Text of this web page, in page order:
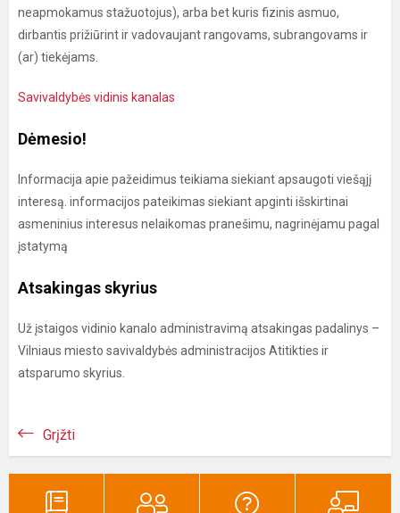
neapmokamus stažuotojus), arba bet kuris fizinis asmuo,
dirbantis prižiūrint ir vadovaujant rangovams, subrangovams ir
(ar) tiekėjams.
Savivaldybės vidinis kanalas
Dėmesio!
Informacija apie pažeidimus teikiama siekiant apsaugoti viešąjį
interesą. informacijos pateikimas siekiant apginti išskirtinai
asmeninius interesus nelaikomas pranešimu, nagrinėjamu pagal
įstatymą
Atsakingas skyrius
Už įstaigos vidinio kanalo administravimą atsakingas padalinys –
Vilniaus miesto savivaldybės administracijos Atitikties ir
atsparumo skyrius.
Grįžti